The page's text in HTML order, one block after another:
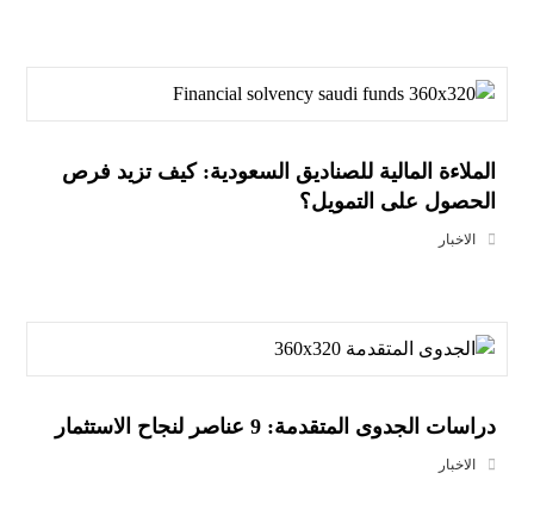
الملاءة المالية للصناديق السعودية: كيف تزيد فرص
الحصول على التمويل؟
الاخبار
دراسات الجدوى المتقدمة: 9 عناصر لنجاح الاستثمار
الاخبار